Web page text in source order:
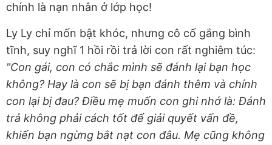
chính là nạn nhân ở lớp học!
Ly Ly chỉ mốn bật khóc, nhưng cô cố gắng bình
tĩnh, suy nghĩ 1 hồi rồi trả lời con rất nghiêm túc:
"Con gái, con có chắc mình sẽ đánh lại bạn học
không? Hay là con sẽ bị bạn đánh thêm và chính
con lại bị đau? Điều mẹ muốn con ghi nhớ là: Đánh
trả không phải cách tốt để giải quyết vấn đề,
khiến bạn ngừng bắt nạt con đâu. Mẹ cũng không